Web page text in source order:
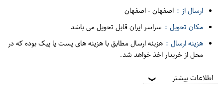
ف
ر
ارسال از : اصفهان-اصفهان
مکان تحویل : سراسر ایران قابل تحویل می باشد
هزینه ارسال : هزینه ارسال مطابق با هزینه های پست یا پیک بوده که در
محل از خریدار اخذ خواهد شد.
اطلاعات بیشتر ❯